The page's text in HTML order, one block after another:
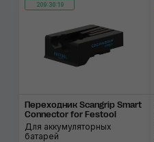
209:30:19
Переходник Scangrip Smart
Connector for Festool
Для аккумуляторных
батарей